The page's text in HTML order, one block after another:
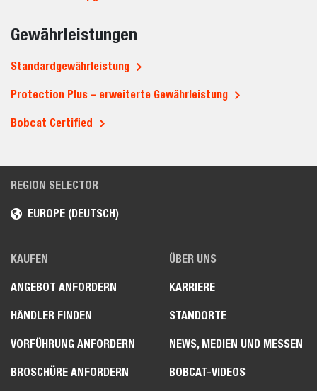
Gewährleistungen
Standardgewährleistung
Protection Plus – erweiterte Gewährleistung
Bobcat Certified
REGION SELECTOR
EUROPE (DEUTSCH)
KAUFEN
ANGEBOT ANFORDERN
HÄNDLER FINDEN
VORFÜHRUNG ANFORDERN
BROSCHÜRE ANFORDERN
ÜBER UNS
KARRIERE
STANDORTE
NEWS, MEDIEN UND MESSEN
BOBCAT-VIDEOS